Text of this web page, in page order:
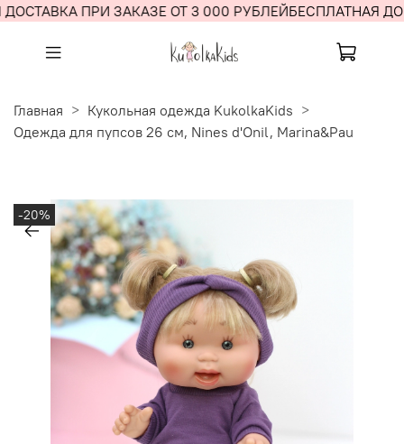
ПРИ ЗАКАЗЕ ОТ 3 000 РУБЛЕЙБЕСПЛАТНАЯ
Главная
Кукольная одежда KukolkaKids
Одежда для пупсов 26 см, Nines d'Onil, Marina&Pau
-20%